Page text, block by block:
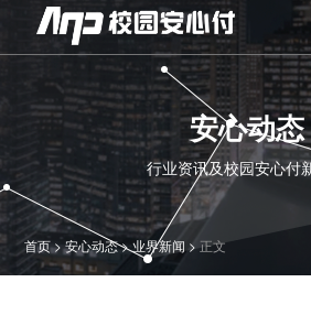
安心动态
行业资讯及校园安心付
首页>安心动态>业界新闻 >正文